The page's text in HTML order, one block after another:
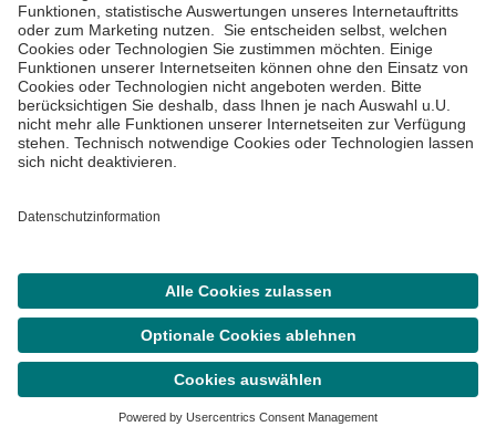
Menü
SucheTermin
Impressum
Datenschutzinformationen
Barrierefreiheit
©Asklepios Kliniken GmbH & Co. KGaA 2026